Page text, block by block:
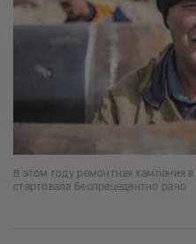
В этом году ремонтная кампания
стартовала беспрецедентно рано